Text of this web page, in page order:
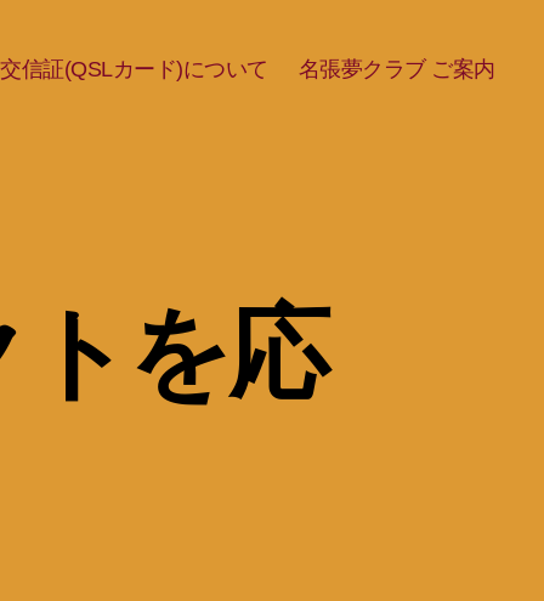
交信証(QSLカード)について 名張夢クラブ ご案内
を応